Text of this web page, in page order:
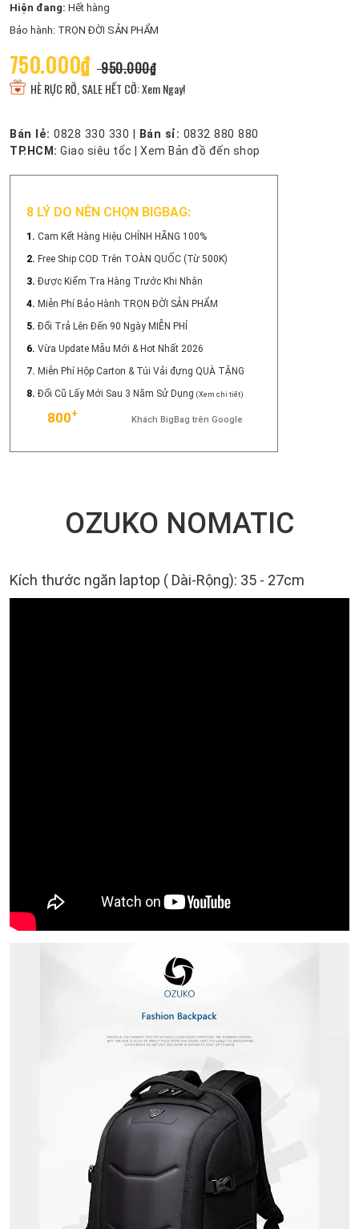
Hiện đang: Hết hàng
Bảo hành: TRỌN ĐỜI SẢN PHẨM
750.000₫ 950.000₫
HÈ RỰC RỠ, SALE HẾT CỠ: Xem Ngay!
Bán lẻ: 0828 330 330 | Bán sỉ: 0832 880 880
TP.HCM: Giao siêu tốc | Xem Bản đồ đến shop
8 LÝ DO NÊN CHỌN BIGBAG:
1. Cam Kết Hàng Hiệu CHÍNH HÃNG 100%
2. Free Ship COD Trên TOÀN QUỐC (Từ 500K)
3. Được Kiểm Tra Hàng Trước Khi Nhận
4. Miễn Phí Bảo Hành TRỌN ĐỜI SẢN PHẨM
5. Đổi Trả Lên Đến 90 Ngày MIỄN PHÍ
6. Vừa Update Mẫu Mới & Hot Nhất 2026
7. Miễn Phí Hộp Carton & Túi Vải đựng QUÀ TẶNG
8. Đổi Cũ Lấy Mới Sau 3 Năm Sử Dụng (Xem chi tiết)
800+ Khách BigBag trên Google
OZUKO NOMATIC
Kích thước ngăn laptop ( Dài-Rộng): 35 - 27cm